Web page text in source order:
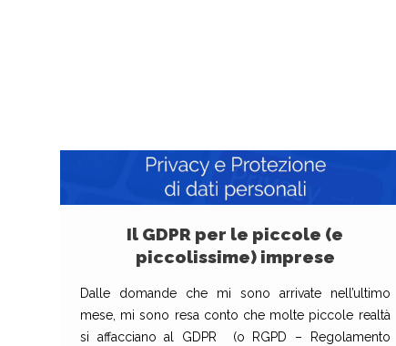
Il GDPR per le piccole (e
piccolissime) imprese
Dalle domande che mi sono arrivate nell’ultimo
mese, mi sono resa conto che molte piccole realtà
si affacciano al GDPR (o RGPD – Regolamento